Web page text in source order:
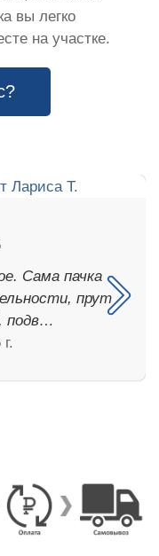
вы легко
на участке.
Сама пачка
прут
подв…